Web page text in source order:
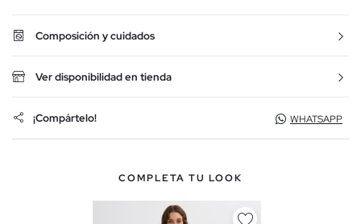
Composición y cuidados
Ver disponibilidad en tienda
¡Compártelo! WHATSAPP
COMPLETA TU LOOK